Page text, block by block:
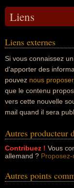
Liens
Liens externes
Si vous connaissez
d'apporter des
pouvez nous
que le contenu
vers cette nouvelle
mail quand il sera
Autres producteur
Contribuez ! Vous
allemand ?
Autres points